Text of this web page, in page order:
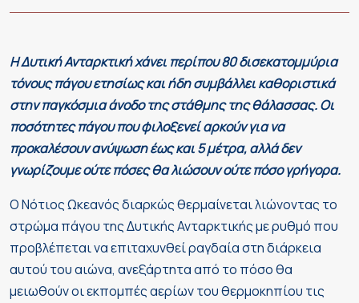
Η Δυτική Ανταρκτική χάνει περίπου 80 δισεκατομμύρια
τόνους πάγου ετησίως και ήδη συμβάλλει καθοριστικά
στην παγκόσμια άνοδο της στάθμης της θάλασσας. Οι
ποσότητες πάγου που φιλοξενεί αρκούν για να
προκαλέσουν ανύψωση έως και 5 μέτρα, αλλά δεν
γνωρίζουμε ούτε πόσες θα λιώσουν ούτε πόσο γρήγορα.
Ο Νότιος Ωκεανός διαρκώς θερμαίνεται λιώνοντας το
στρώμα πάγου της Δυτικής Ανταρκτικής με ρυθμό που
προβλέπεται να επιταχυνθεί ραγδαία στη διάρκεια
αυτού του αιώνα, ανεξάρτητα από το πόσο θα
μειωθούν οι εκπομπές αερίων του θερμοκηπίου τις